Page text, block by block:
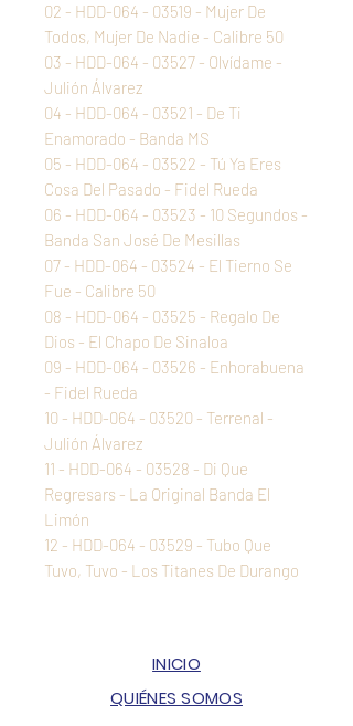
02 - HDD-064 - 03519 - Mujer De
Todos, Mujer De Nadie - Calibre 50
03 - HDD-064 - 03527 - Olvídame -
Julión Álvarez
04 - HDD-064 - 03521 - De Ti
Enamorado - Banda MS
05 - HDD-064 - 03522 - Tú Ya Eres
Cosa Del Pasado - Fidel Rueda
06 - HDD-064 - 03523 - 10 Segundos -
Banda San José De Mesillas
07 - HDD-064 - 03524 - El Tierno Se
Fue - Calibre 50
08 - HDD-064 - 03525 - Regalo De
Dios - El Chapo De Sinaloa
09 - HDD-064 - 03526 - Enhorabuena
- Fidel Rueda
10 - HDD-064 - 03520 - Terrenal -
Julión Álvarez
11 - HDD-064 - 03528 - Di Que
Regresars - La Original Banda El
Limón
12 - HDD-064 - 03529 - Tubo Que
Tuvo, Tuvo - Los Titanes De Durango
INICIO
QUIÉNES SOMOS